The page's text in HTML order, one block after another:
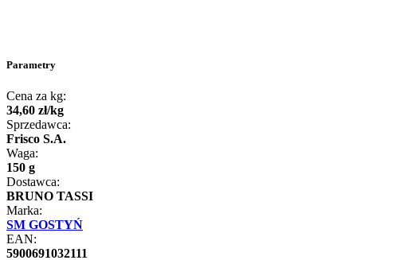
Parametry
Cena za kg:
34,60 zł/kg
Sprzedawca:
Frisco S.A.
Waga:
150 g
Dostawca:
BRUNO TASSI
Marka:
SM GOSTYŃ
EAN:
5900691032111